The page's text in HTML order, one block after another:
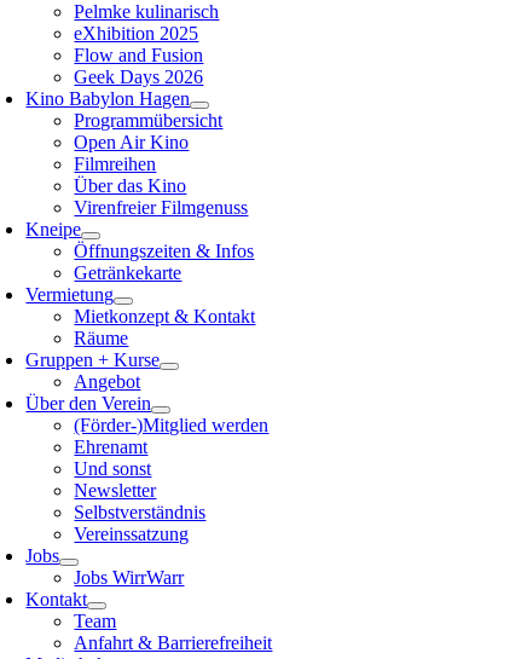
Pelmke kulinarisch
eXhibition 2025
Flow and Fusion
Geek Days 2026
Kino Babylon Hagen
Programmübersicht
Open Air Kino
Filmreihen
Über das Kino
Virenfreier Filmgenuss
Kneipe
Öffnungszeiten & Infos
Getränkekarte
Vermietung
Mietkonzept & Kontakt
Räume
Gruppen + Kurse
Angebot
Über den Verein
(Förder-)Mitglied werden
Ehrenamt
Und sonst
Newsletter
Selbstverständnis
Vereinssatzung
Jobs
Jobs WirrWarr
Kontakt
Team
Anfahrt & Barrierefreiheit